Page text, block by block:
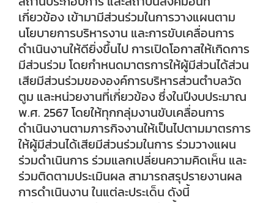
เกี่ยวข้อง เข้ามามีส่วนร่วมในการวางแผนตาม
นโยบายการบริหารงาน และการขับเคลื่อนการ
ดำเนินงานให้ดียิ่งขึ้นไป การเปิดโอกาสให้เกิดการ
มีส่วนร่วม โดยกำหนดมาตรการให้ผู้มีส่วนได้ส่วน
เสียมีส่วนร่วมขององค์การบริหารส่วนตำบลวัด
ตูม และหน่วยงานที่เกี่ยวข้อง ซึ่งในปีงบประมาณ
พ.ศ. 2567 โดยให้ทุกกลุ่มงานขับเคลื่อนการ
ดำเนินงานตามภารกิจงานให้เป็นไปตามมาตรการ
ให้ผู้มีส่วนได้เสียมีส่วนร่วมในการ ร่วมวางแผน
ร่วมดำเนินการ ร่วมแลกเปลี่ยนความคิดเห็น และ
ร่วมติดตามประเมินผล สามารถสรุปรายงานผล
การดำเนินงาน ในแต่ละประเด็น ดังนี้